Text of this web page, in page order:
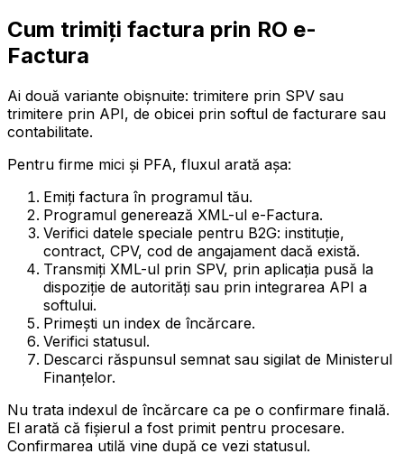
Cum trimiți factura prin RO e-
Factura
Ai două variante obișnuite: trimitere prin SPV sau
trimitere prin API, de obicei prin softul de facturare sau
contabilitate.
Pentru firme mici și PFA, fluxul arată așa:
Emiți factura în programul tău.
Programul generează XML-ul e-Factura.
Verifici datele speciale pentru B2G: instituție,
contract, CPV, cod de angajament dacă există.
Transmiți XML-ul prin SPV, prin aplicația pusă la
dispoziție de autorități sau prin integrarea API a
softului.
Primești un index de încărcare.
Verifici statusul.
Descarci răspunsul semnat sau sigilat de Ministerul
Finanțelor.
Nu trata indexul de încărcare ca pe o confirmare finală.
El arată că fișierul a fost primit pentru procesare.
Confirmarea utilă vine după ce vezi statusul.